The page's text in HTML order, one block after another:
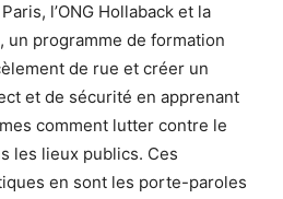
l’ONG Hollaback et la
un programme de formation
de rue et créer un
et de sécurité en apprenant
comment lutter contre le
les lieux publics. Ces
en sont les porte-paroles